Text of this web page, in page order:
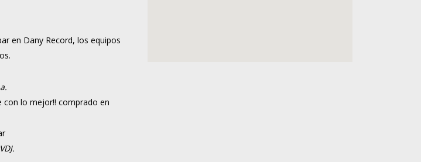
en Dany Record, los equipos
con lo mejor!! comprado en